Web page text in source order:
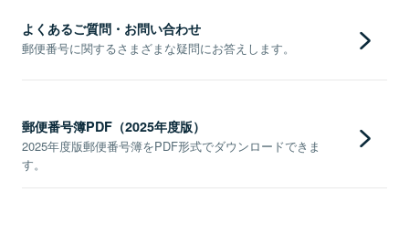
よくあるご質問・お問い合わせ
郵便番号に関するさまざまな疑問にお答えします。
郵便番号簿PDF（2025年度版）
2025年度版郵便番号簿をPDF形式でダウンロードできま
す。